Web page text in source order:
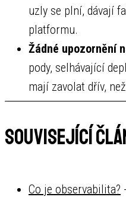
uzly se plní, dávají
platformu.
Žádné upozornění
pody, selhávající
mají zavolat dřív,
Související
Co je observabilita?